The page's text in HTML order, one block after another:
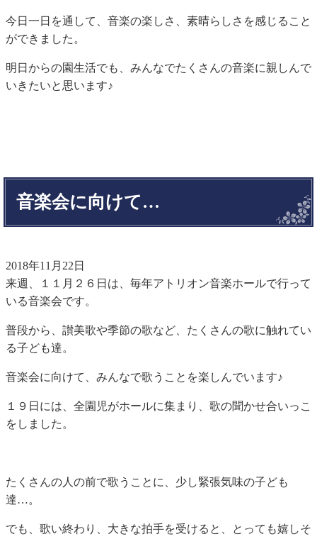
今日一日を通して、音楽の楽しさ、素晴らしさを感じること
ができました。
明日からの園生活でも、みんなでたくさんの音楽に親しんで
いきたいと思います♪
音楽会に向けて…
2018年11月22日
来週、１１月２６日は、毎年アトリオン音楽ホールで行って
いる音楽会です。
普段から、讃美歌や季節の歌など、たくさんの歌に触れてい
る子ども達。
音楽会に向けて、みんなで歌うことを楽しんでいます♪
１９日には、全園児がホールに集まり、歌の聞かせ合いっこ
をしました。
たくさんの人の前で歌うことに、少し緊張気味の子ども
達…。
でも、歌い終わり、大きな拍手を受けると、とっても嬉しそ